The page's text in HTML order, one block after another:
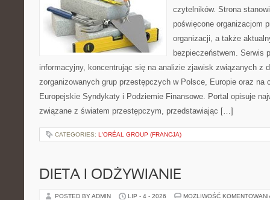
czytelników. Strona
poświęcone organizacjom
organizacji, a także
bezpieczeństwem. Serwis
informacyjny, koncentrując się na analizie zjawisk związanych z
zorganizowanych grup przestępczych w Polsce, Europie oraz na
Europejskie Syndykaty i Podziemie Finansowe. Portal opisuje
związane z światem przestępczym, przedstawiając […]
CATEGORIES: L'ORÉAL GROUP (FRANCJA)
DIETA I ODŻYWIANIE
POSTED BY ADMIN LIP - 4 - 2026 MOŻLIWOŚĆ